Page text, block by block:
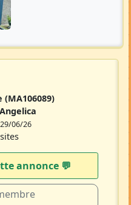
(MA106089)
Angelica
06/26
annonce 💬​